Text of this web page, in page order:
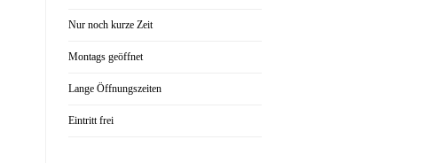
Nur noch kurze Zeit
Montags geöffnet
Lange Öffnungszeiten
Eintritt frei